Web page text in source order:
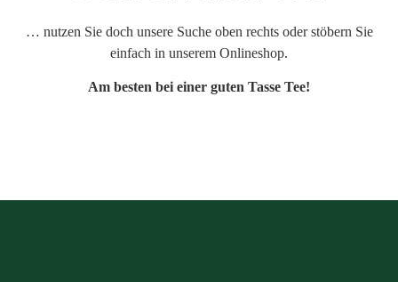
… nutzen Sie doch unsere Suche oben rechts oder stöbern Sie
einfach in unserem Onlineshop.
Am besten bei einer guten Tasse Tee!